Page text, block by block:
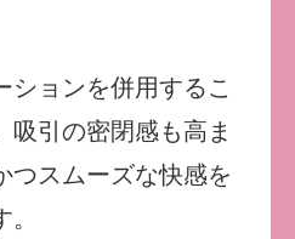
ションを併用するこ
吸引の密閉感も高ま
つスムーズな快感を